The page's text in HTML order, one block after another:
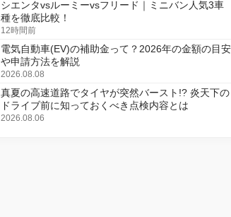
シエンタvsルーミーvsフリード｜ミニバン人気3車
種を徹底比較！
12時間前
電気自動車(EV)の補助金って？2026年の金額の目安
や申請方法を解説
2026.08.08
真夏の高速道路でタイヤが突然バースト!? 炎天下の
ドライブ前に知っておくべき点検内容とは
2026.08.06